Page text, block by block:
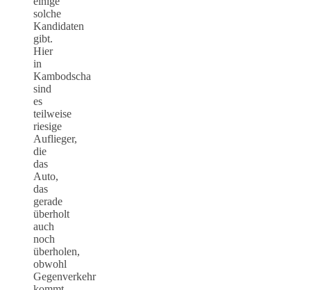
solche
Kandidaten
gibt.
Hier
in
Kambodscha
sind
es
teilweise
riesige
Auflieger,
die
das
Auto,
das
gerade
überholt
auch
noch
überholen,
obwohl
Gegenverkehr